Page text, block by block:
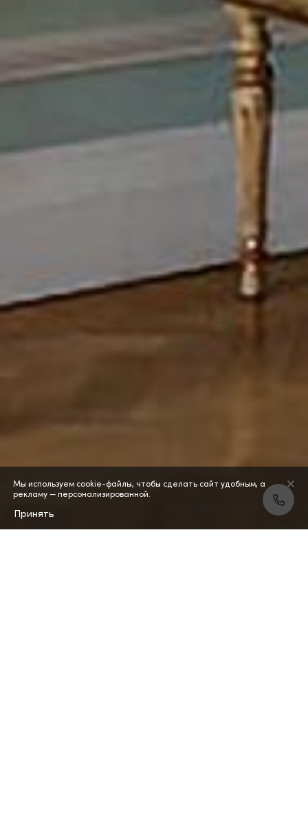
Мы используем cookie-файлы, чтобы сделать сайт удобным, а
рекламу — персонализированной.
Принять